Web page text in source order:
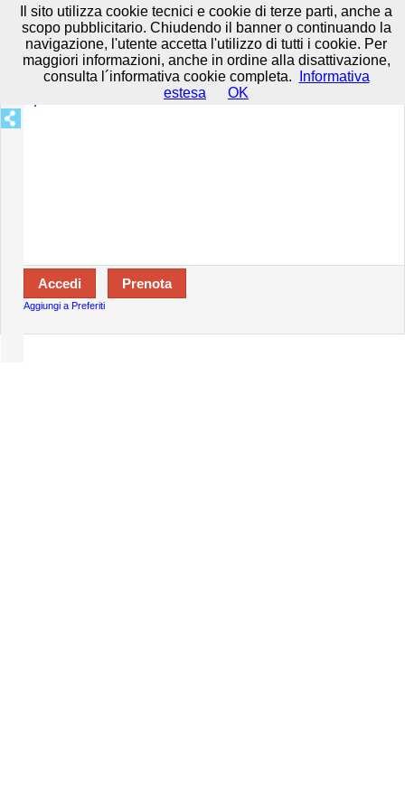
Prenota in tutta sicurezza con HTTPS All rights reserved. Privacy e
Cookie-Disclaimer-Termini d'uso
Specializzazioni:
Aggiungi a Preferiti
Il sito utilizza cookie tecnici e cookie di terze parti, anche a
scopo pubblicitario. Chiudendo il banner o continuando la
navigazione, l'utente accetta l'utilizzo di tutti i cookie. Per
maggiori informazioni, anche in ordine alla disattivazione,
consulta l´informativa cookie completa.
Informativa
estesa
OK